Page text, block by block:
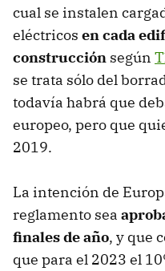
cual se instalen
eléctricos en cada
construcción según
se trata sólo del
todavía habrá que
europeo, pero que
2019.
La intención de
reglamento sea
finales de año, y que
que para el 2023 el